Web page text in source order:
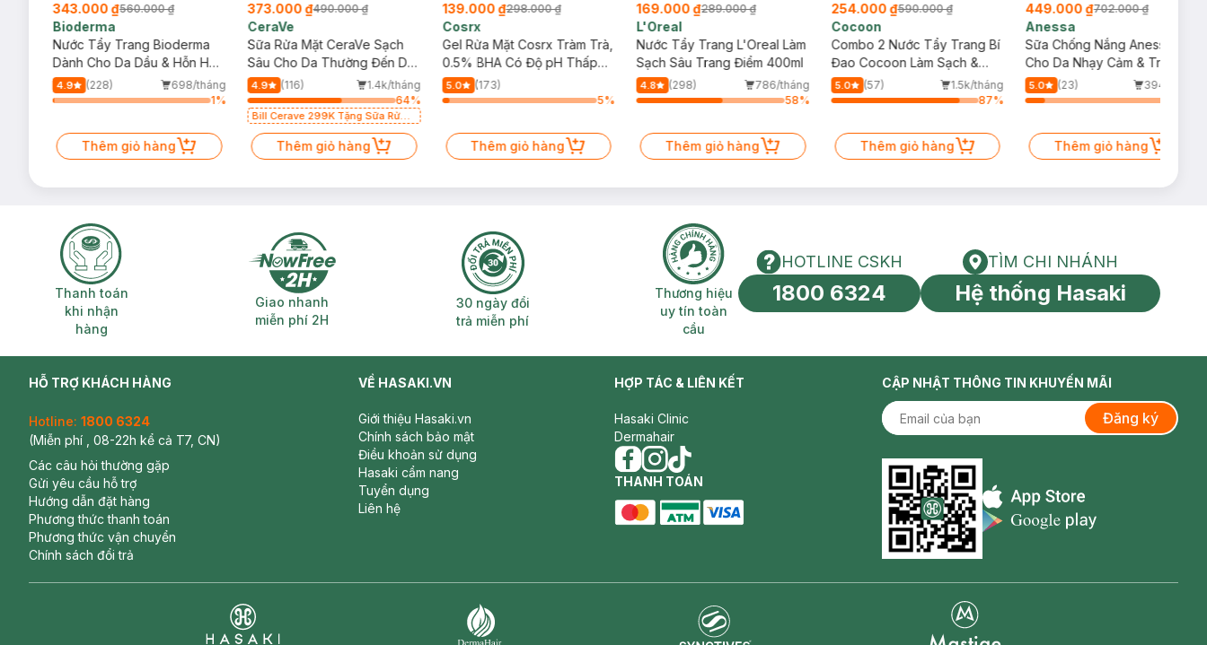
-Giày Tập Đi Puku Màu Xanh Size M P27207-226
-Giày Tập Đi Puku Màu Hồng Size M P27207-326
343.000 ₫560.000 ₫
Bioderma
Nước Tẩy Trang Bioderma
Dành Cho Da Dầu & Hỗn Hợp
500ml
4.9 (228)
698/tháng
1%
Thêm giỏ hàng
373.000 ₫490.000 ₫
CeraVe
Sữa Rửa Mặt CeraVe Sạch
Sâu Cho Da Thường Đến Da
Dầu 473ml
4.9 (116)
1.4k/tháng
64%
Bill Cerave 299K Tặng Sữa Rửa
Mặt Cerave 30ml (SL có hạn)
Thêm giỏ hàng
139.000 ₫298.000 ₫
Cosrx
Gel Rửa Mặt Cosrx Tràm Trà,
0.5% BHA Có Độ pH Thấp
150ml
5.0
(173)
5%
Thêm giỏ hàng
169.000 ₫289.000 ₫
L'Oreal
Nước Tẩy Trang L'Oreal Làm
Sạch Sâu Trang Điểm 400ml
4.8 (298)
786/tháng
58%
Thêm giỏ hàng
254.000 ₫590.000 ₫
Cocoon
Combo 2 Nước Tẩy Trang Bí
Đao Cocoon Làm Sạch &
Giảm Dầu 500ml
5.0 (57)
1.5k/tháng
87%
Thêm giỏ hàng
449.000 ₫702.000 ₫
Anessa
Sữa Chống Nắng Anessa
Cho Da Nhạy Cảm & Trẻ Em
60ml (Mới)
5.0 (23)
394/tháng
Thêm giỏ hàng
Thanh toán khi nhận hàng
Thanh toán
khi nhận
hàng
Giao nhanh miễn phí 2H
Giao nhanh
miễn phí 2H
30 ngày đổi trả miễn phí
30 ngày đổi
trả miễn phí
Thương hiệu uy tín toàn cầu
Thương hiệu
uy tín toàn
cầu
HOTLINE CSKH
HOTLINE CSKH
1800 6324
Tìm chi nhánh
TÌM CHI NHÁNH
Hệ thống Hasaki
HỖ TRỢ KHÁCH HÀNG
Hotline: 1800 6324
(Miễn phí , 08-22h kể cả T7, CN)
Các câu hỏi thường gặp
Gửi yêu cầu hỗ trợ
Hướng dẫn đặt hàng
Phương thức thanh toán
Phương thức vận chuyển
Chính sách đổi trả
VỀ HASAKI.VN
Giới thiệu Hasaki.vn
Chính sách bảo mật
Điều khoản sử dụng
Hasaki cẩm nang
Tuyển dụng
Liên hệ
HỢP TÁC & LIÊN KẾT
Hasaki Clinic
Dermahair
facebook
instagram
tiktok
THANH TOÁN
CẬP NHẬT THÔNG TIN KHUYẾN MÃI
Đăng ký
Appstore icon